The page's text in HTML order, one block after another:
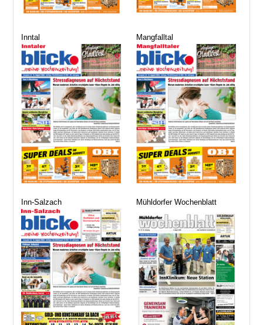
Inntal Mangfalltal
Inn-Salzach Mühldorfer Wochenblatt